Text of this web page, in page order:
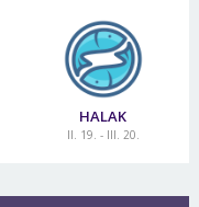
HALAK
II. 19. - III. 20.